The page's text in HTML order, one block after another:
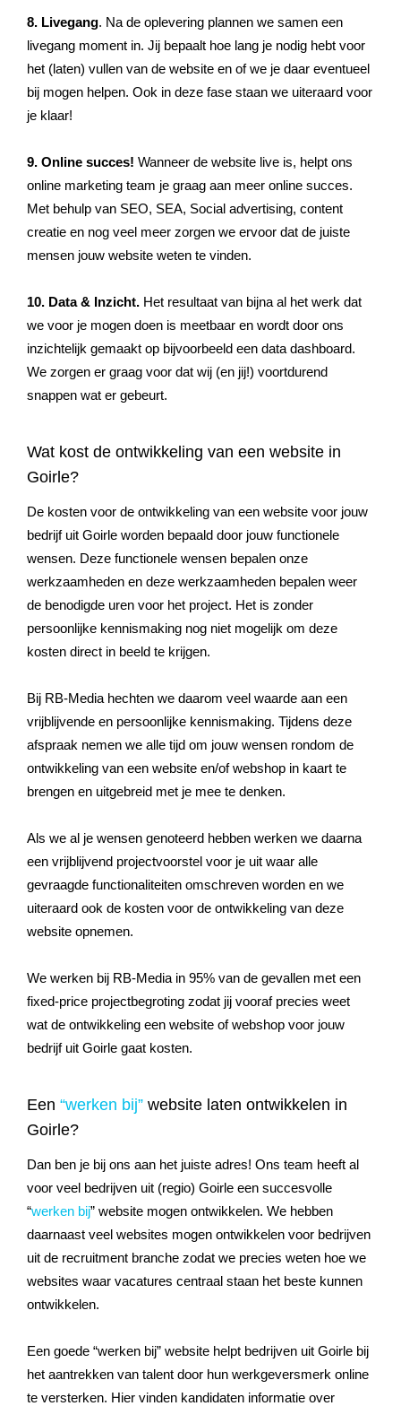
8. Livegang. Na de oplevering plannen we samen een
livegang moment in. Jij bepaalt hoe lang je nodig hebt voor
het (laten) vullen van de website en of we je daar eventueel
bij mogen helpen. Ook in deze fase staan we uiteraard voor
je klaar!
9. Online succes! Wanneer de website live is, helpt ons
online marketing team je graag aan meer online succes.
Met behulp van SEO, SEA, Social advertising, content
creatie en nog veel meer zorgen we ervoor dat de juiste
mensen jouw website weten te vinden.
10. Data & Inzicht. Het resultaat van bijna al het werk dat
we voor je mogen doen is meetbaar en wordt door ons
inzichtelijk gemaakt op bijvoorbeeld een data dashboard.
We zorgen er graag voor dat wij (en jij!) voortdurend
snappen wat er gebeurt.
Wat kost de ontwikkeling van een website in
Goirle?
De kosten voor de ontwikkeling van een website voor jouw
bedrijf uit Goirle worden bepaald door jouw functionele
wensen. Deze functionele wensen bepalen onze
werkzaamheden en deze werkzaamheden bepalen weer
de benodigde uren voor het project. Het is zonder
persoonlijke kennismaking nog niet mogelijk om deze
kosten direct in beeld te krijgen.
Bij RB-Media hechten we daarom veel waarde aan een
vrijblijvende en persoonlijke kennismaking. Tijdens deze
afspraak nemen we alle tijd om jouw wensen rondom de
ontwikkeling van een website en/of webshop in kaart te
brengen en uitgebreid met je mee te denken.
Als we al je wensen genoteerd hebben werken we daarna
een vrijblijvend projectvoorstel voor je uit waar alle
gevraagde functionaliteiten omschreven worden en we
uiteraard ook de kosten voor de ontwikkeling van deze
website opnemen.
We werken bij RB-Media in 95% van de gevallen met een
fixed-price projectbegroting zodat jij vooraf precies weet
wat de ontwikkeling een website of webshop voor jouw
bedrijf uit Goirle gaat kosten.
Een “werken bij” website laten ontwikkelen in
Goirle?
Dan ben je bij ons aan het juiste adres! Ons team heeft al
voor veel bedrijven uit (regio) Goirle een succesvolle
“werken bij” website mogen ontwikkelen. We hebben
daarnaast veel websites mogen ontwikkelen voor bedrijven
uit de recruitment branche zodat we precies weten hoe we
websites waar vacatures centraal staan het beste kunnen
ontwikkelen.
Een goede “werken bij” website helpt bedrijven uit Goirle bij
het aantrekken van talent door hun werkgeversmerk online
te versterken. Hier vinden kandidaten informatie over